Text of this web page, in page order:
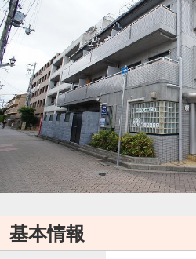
基本情報